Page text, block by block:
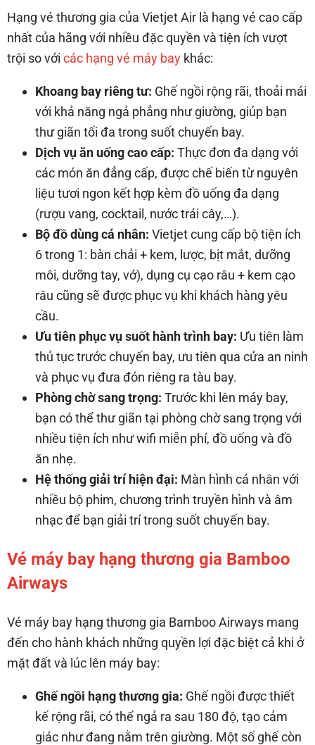
Hạng vé thương gia của Vietjet Air là hạng vé cao cấp
nhất của hãng với nhiều đặc quyền và tiện ích vượt
trội so với các hạng vé máy bay khác:
Khoang bay riêng tư: Ghế ngồi rộng rãi, thoải mái
với khả năng ngả phẳng như giường, giúp bạn
thư giãn tối đa trong suốt chuyến bay.
Dịch vụ ăn uống cao cấp: Thực đơn đa dạng với
các món ăn đẳng cấp, được chế biến từ nguyên
liệu tươi ngon kết hợp kèm đồ uống đa dạng
(rượu vang, cocktail, nước trái cây,…).
Bộ đồ dùng cá nhân: Vietjet cung cấp bộ tiện ích
6 trong 1: bàn chải + kem, lược, bịt mắt, dưỡng
môi, dưỡng tay, vớ), dụng cụ cạo râu + kem cạo
râu cũng sẽ được phục vụ khi khách hàng yêu
cầu.
Ưu tiên phục vụ suốt hành trình bay: Ưu tiên làm
thủ tục trước chuyến bay, ưu tiên qua cửa an ninh
và phục vụ đưa đón riêng ra tàu bay.
Phòng chờ sang trọng: Trước khi lên máy bay,
bạn có thể thư giãn tại phòng chờ sang trọng với
nhiều tiện ích như wifi miễn phí, đồ uống và đồ
ăn nhẹ.
Hệ thống giải trí hiện đại: Màn hình cá nhân với
nhiều bộ phim, chương trình truyền hình và âm
nhạc để bạn giải trí trong suốt chuyến bay.
Vé máy bay hạng thương gia Bamboo
Airways
Vé máy bay hạng thương gia Bamboo Airways mang
đến cho hành khách những quyền lợi đặc biệt cả khi ở
mặt đất và lúc lên máy bay:
Ghế ngồi hạng thương gia: Ghế ngồi được thiết
kế rộng rãi, có thể ngả ra sau 180 độ, tạo cảm
giác như đang nằm trên giường. Một số ghế còn